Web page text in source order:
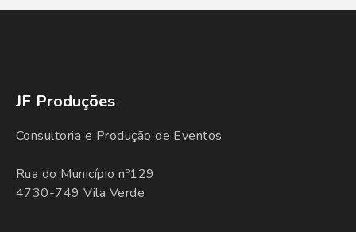
JF Produções
Consultoria e Produção de Eventos
Rua do Município nº129
4730-749 Vila Verde